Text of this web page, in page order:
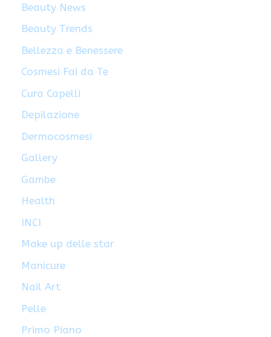
Beauty News
Beauty Trends
Bellezza e Benessere
Cosmesi Fai da Te
Cura Capelli
Depilazione
Dermocosmesi
Gallery
Gambe
Health
INCI
Make up delle star
Manicure
Nail Art
Pelle
Primo Piano